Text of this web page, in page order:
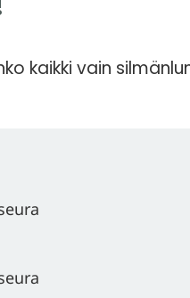
kaikki vain